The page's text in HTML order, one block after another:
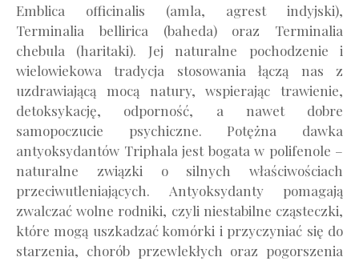
Emblica officinalis (amla, agrest indyjski),
Terminalia bellirica (baheda) oraz Terminalia
chebula (haritaki). Jej naturalne pochodzenie i
wielowiekowa tradycja stosowania łączą nas z
uzdrawiającą mocą natury, wspierając trawienie,
detoksykację, odporność, a nawet dobre
samopoczucie psychiczne. Potężna dawka
antyoksydantów Triphala jest bogata w polifenole –
naturalne związki o silnych właściwościach
przeciwutleniających. Antyoksydanty pomagają
zwalczać wolne rodniki, czyli niestabilne cząsteczki,
które mogą uszkadzać komórki i przyczyniać się do
starzenia, chorób przewlekłych oraz pogorszenia